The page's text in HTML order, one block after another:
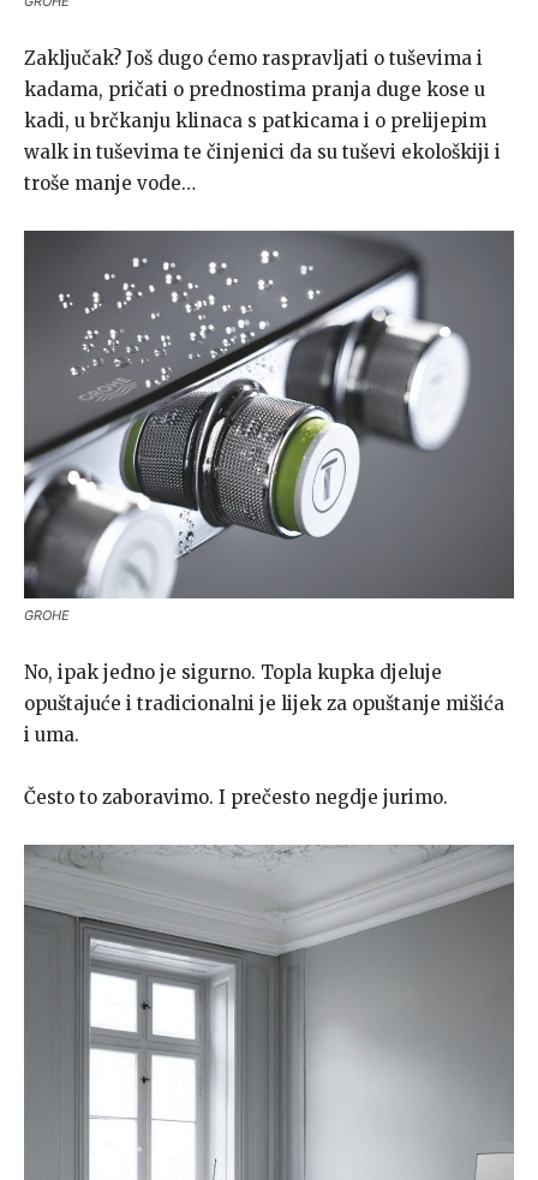
Zaključak? Još dugo ćemo raspravljati o tuševima i
kadama, pričati o prednostima pranja duge kose u
kadi, u brčkanju klinaca s patkicama i o prelijepim
walk in tuševima te činjenici da su tuševi ekološkiji i
troše manje vode…
GROHE
No, ipak jedno je sigurno. Topla kupka djeluje
opuštajuće i tradicionalni je lijek za opuštanje mišića
i uma.
Često to zaboravimo. I prečesto negdje jurimo.